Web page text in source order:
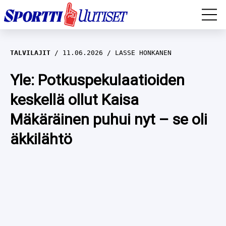
EM-YLEISURHEILU
JÄÄKIEKKO
YLEISURHEILU
WILMA HELTELÄ
TALVILAJIT
TALVILAJIT 11.06.2026 LASSE HONKANEN
Yle: Potkuspekulaatioiden
keskellä ollut Kaisa
Mäkäräinen puhui nyt – se oli
äkkilähtö